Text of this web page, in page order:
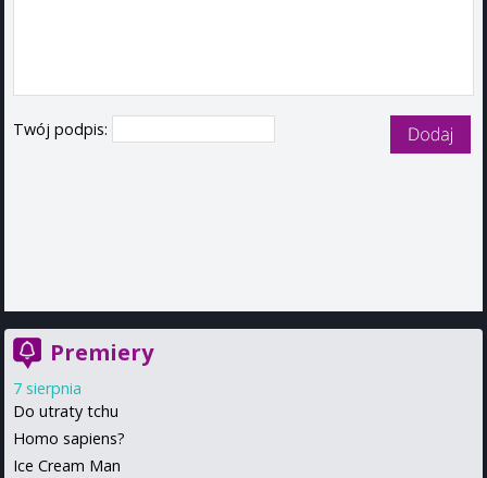
Twój podpis:
Premiery
7 sierpnia
Do utraty tchu
Homo sapiens?
Ice Cream Man